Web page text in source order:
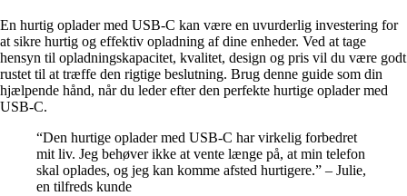
En hurtig oplader med USB-C kan være en uvurderlig investering for
at sikre hurtig og effektiv opladning af dine enheder. Ved at tage
hensyn til opladningskapacitet, kvalitet, design og pris vil du være godt
rustet til at træffe den rigtige beslutning. Brug denne guide som din
hjælpende hånd, når du leder efter den perfekte hurtige oplader med
USB-C.
“Den hurtige oplader med USB-C har virkelig forbedret
mit liv. Jeg behøver ikke at vente længe på, at min telefon
skal oplades, og jeg kan komme afsted hurtigere.” – Julie,
en tilfreds kunde